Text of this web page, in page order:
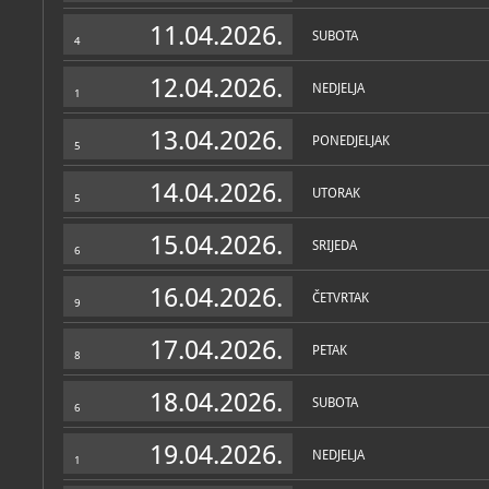
4 11.04.2026. SUBOTA
1 12.04.2026. NEDJELJA
5 13.04.2026. PONEDJELJAK
5 14.04.2026. UTORAK
6 15.04.2026. SRIJEDA
9 16.04.2026. ČETVRTAK
8 17.04.2026. PETAK
6 18.04.2026. SUBOTA
1 19.04.2026. NEDJELJA